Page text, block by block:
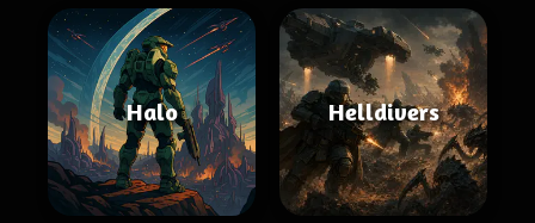
Halo Helldivers